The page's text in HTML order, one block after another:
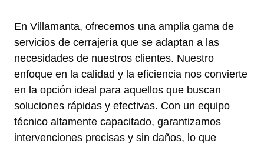
En Villamanta, ofrecemos una amplia gama de
servicios de cerrajería que se adaptan a las
necesidades de nuestros clientes. Nuestro
enfoque en la calidad y la eficiencia nos convierte
en la opción ideal para aquellos que buscan
soluciones rápidas y efectivas. Con un equipo
técnico altamente capacitado, garantizamos
intervenciones precisas y sin daños, lo que